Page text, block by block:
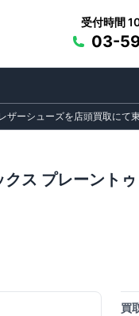
受付時間
03-
ーシューズを店頭買取にて
ス プレーント
買